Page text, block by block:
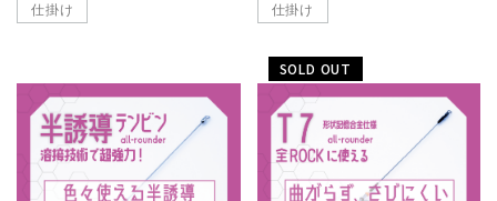
仕掛け 仕掛け
SOLD OUT